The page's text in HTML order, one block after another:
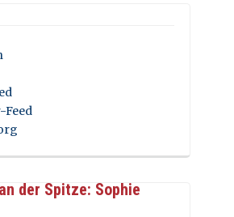
Feed
der Spitze: Sophie